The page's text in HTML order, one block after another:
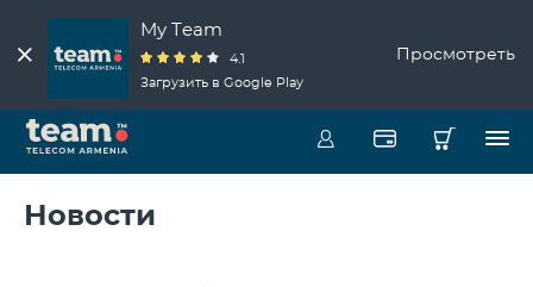
My Team
4.1
Загрузить в Google Play
Просмотреть
Новости